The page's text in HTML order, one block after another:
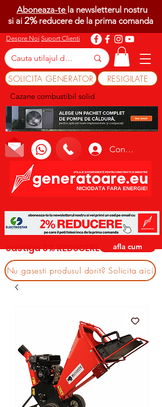
Despre Noi Suport Clienti
SOLICITA GENERATOR RESIGILATE
Cazane combustibil solid
Conectează-te
Aboneaza-te la newsletterul nostru
si ai 2%reducere de la prima comanda
castiga 3% REDUCERE afla cum
Nu gasesti produsul dorit? Solicita aici